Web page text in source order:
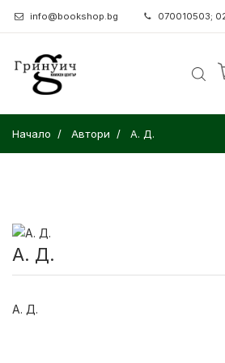
info@bookshop.bg 070010503;
Начало Автори А. Д.
А. Д.
А. Д.